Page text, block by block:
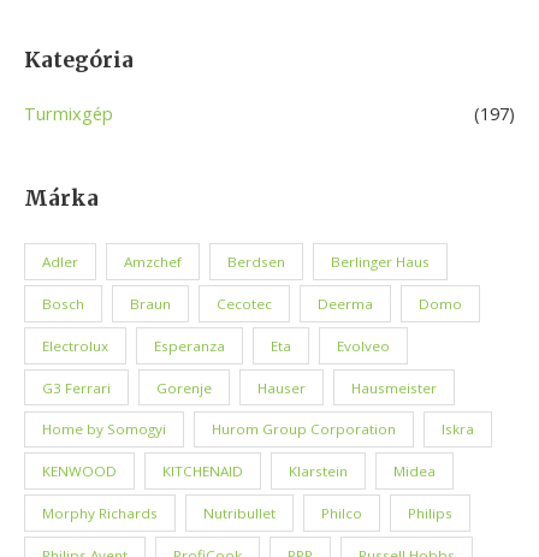
Kategória
Turmixgép (197)
Márka
Adler Amzchef Berdsen Berlinger Haus
Bosch Braun Cecotec Deerma Domo
Electrolux Esperanza Eta Evolveo
G3 Ferrari Gorenje Hauser Hausmeister
Home by Somogyi Hurom Group Corporation Iskra
KENWOOD KITCHENAID Klarstein Midea
Morphy Richards Nutribullet Philco Philips